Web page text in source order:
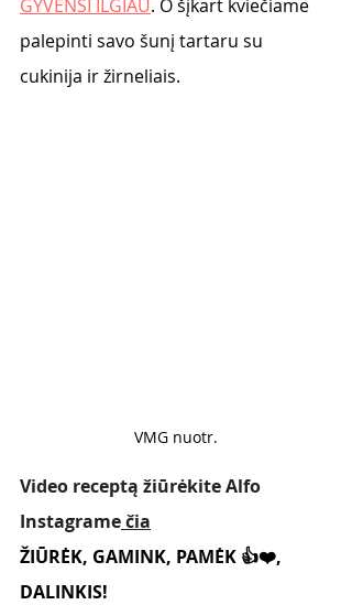
GYVENSI ILGIAU. O šįkart kviečiame
palepinti savo šunį tartaru su
cukinija ir žirneliais.
VMG nuotr.
Video receptą žiūrėkite Alfo
Instagrame čia
ŽIŪRĖK, GAMINK, PAMĖK 👍❤️,
DALINKIS!